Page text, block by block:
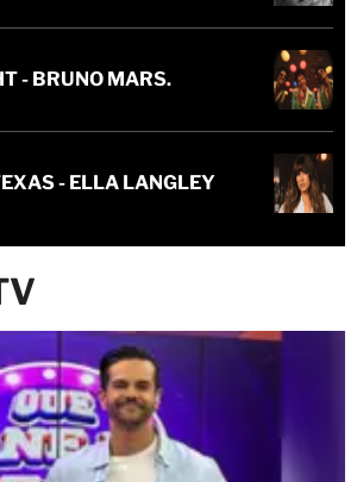
- BRUNO MARS.
- ELLA LANGLEY